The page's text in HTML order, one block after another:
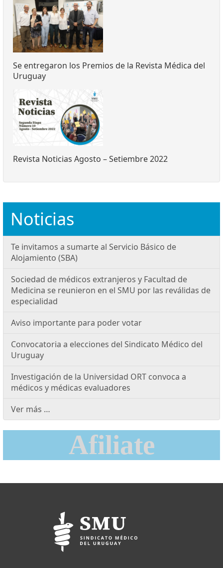
Se entregaron los Premios de la Revista Médica del
Uruguay
Revista Noticias Agosto – Setiembre 2022
Noticias
Te invitamos a sumarte al Servicio Básico de
Alojamiento (SBA)
Sociedad de médicos extranjeros y Facultad de
Medicina se reunieron en el SMU por las reválidas de
especialidad
Aviso importante para poder votar
Convocatoria a elecciones del Sindicato Médico del
Uruguay
Investigación de la Universidad ORT convoca a
médicos y médicas evaluadores
Ver más …
Afiliate